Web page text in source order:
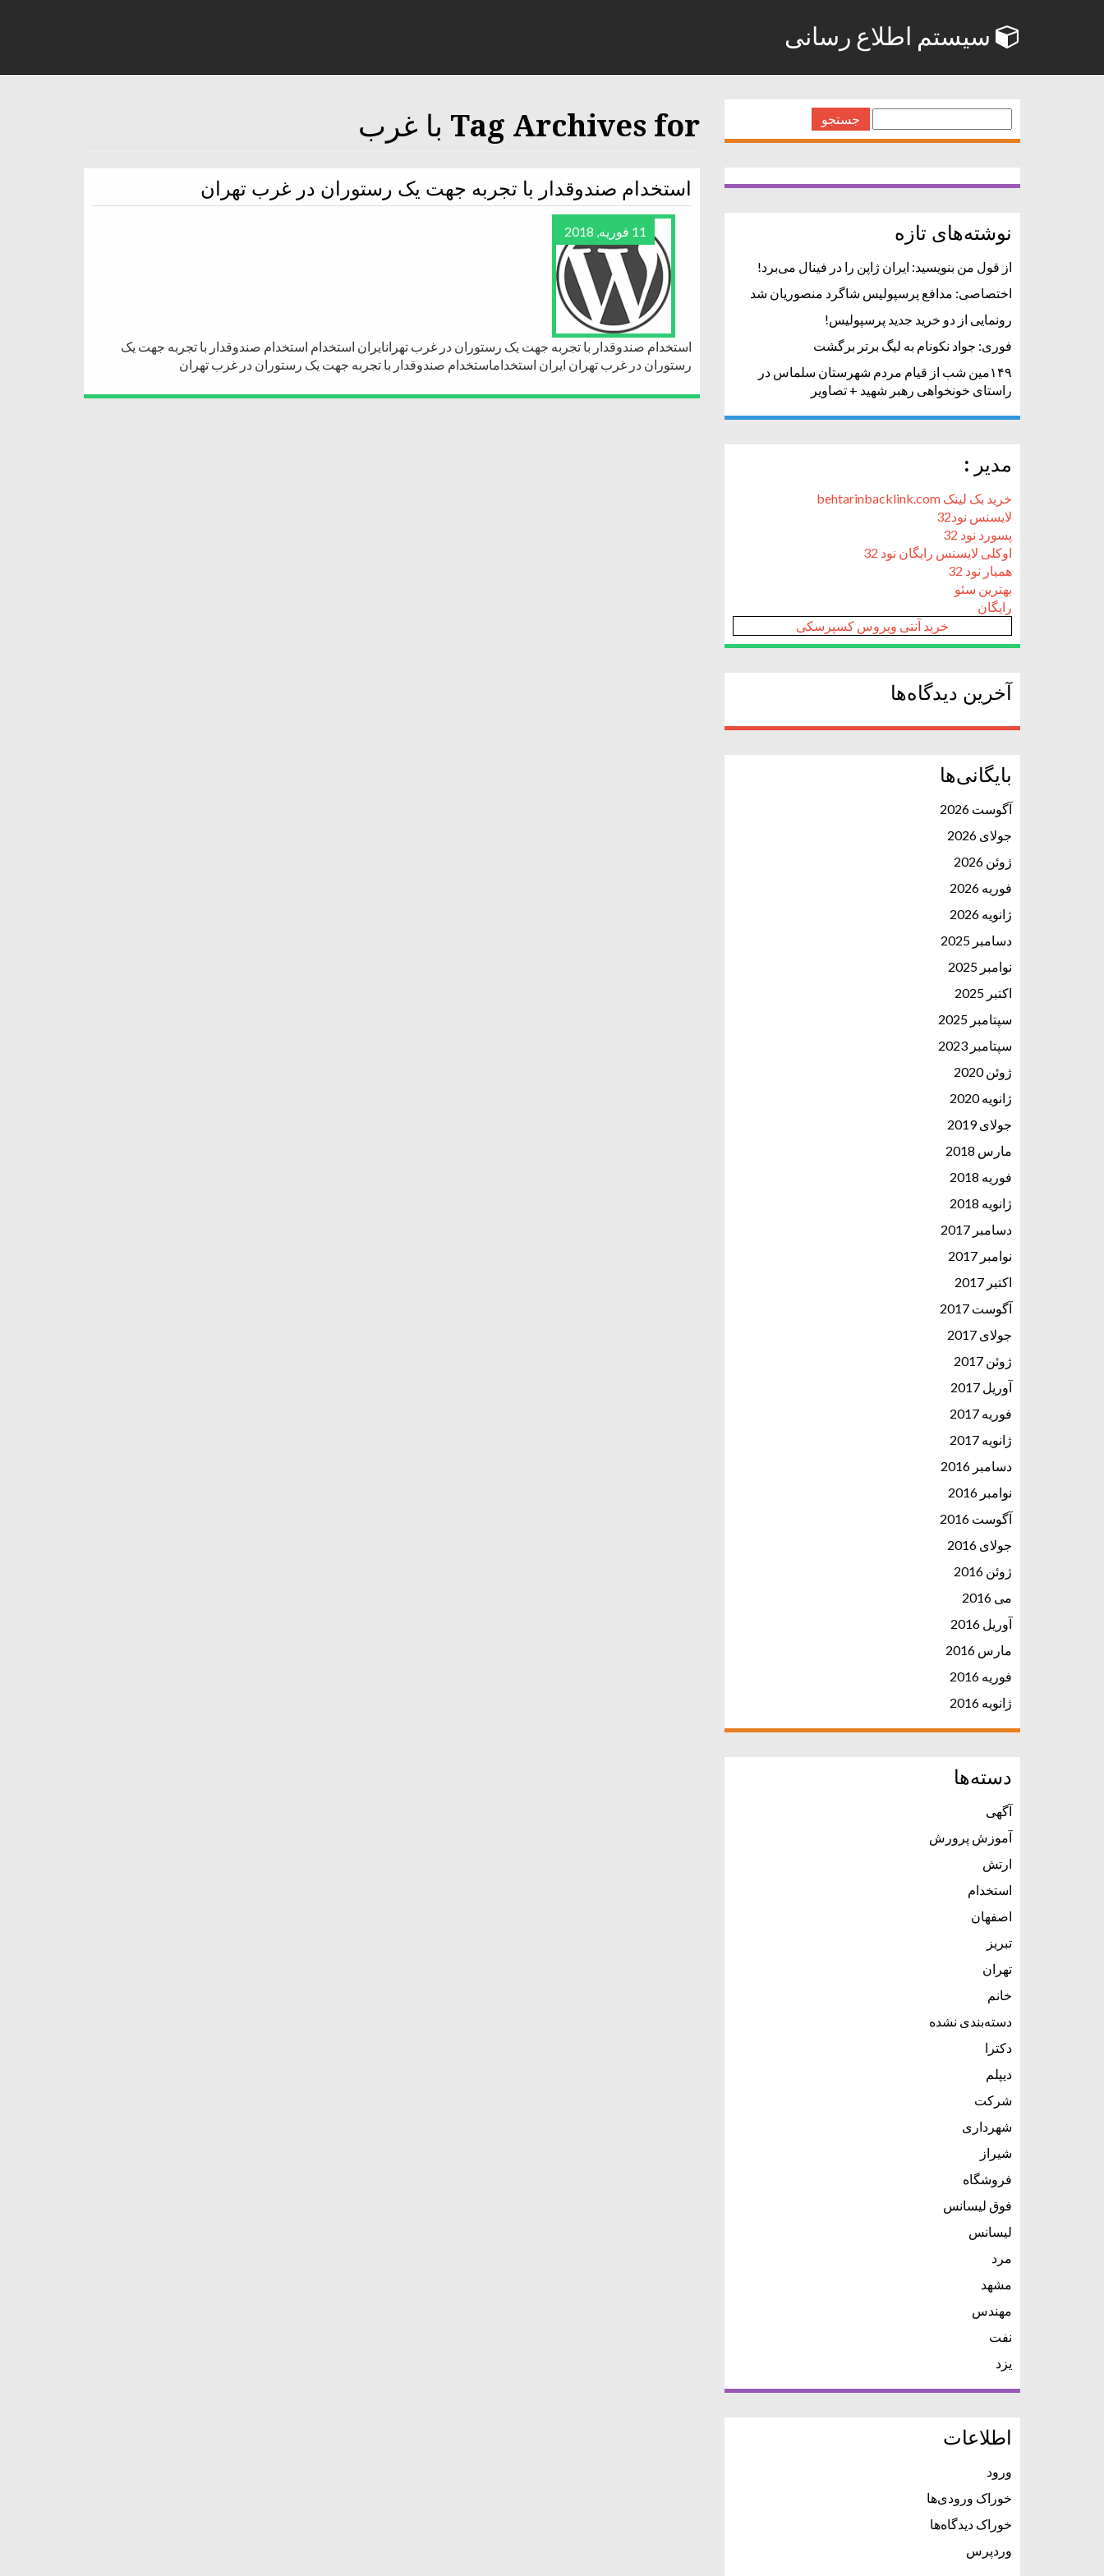
سیستم اطلاع رسانی
Tag Archives for با غرب
استخدام صندوقدار با تجربه جهت یک رستوران در غرب تهران
11 فوریه, 2018
استخدام صندوقدار با تجربه جهت یک رستوران در غرب تهرانایران استخدام استخدام صندوقدار با تجربه جهت یک
رستوران در غرب تهران ایران استخداماستخدام صندوقدار با تجربه جهت یک رستوران در غرب تهران
برای:
نوشته‌های تازه
از قول من بنویسید: ایران ژاپن را در فینال می‌برد!
اختصاصی: مدافع پرسپولیس شاگرد منصوریان شد
رونمایی از دو خرید جدید پرسپولیس!
فوری: جواد نکونام به لیگ برتر برگشت
۱۴۹مین شب از قیام مردم شهرستان سلماس در
راستای خونخواهی رهبر شهید + تصاویر
مدیر :
خرید بک لینک behtarinbacklink.com
لایسنس نود32
پسورد نود 32
اوکلی لایسنس رایگان نود 32
همیار نود 32
بهترین سئو
رایگان
خرید آنتی ویروس کسپرسکی
آخرین دیدگاه‌ها
بایگانی‌ها
آگوست 2026
جولای 2026
ژوئن 2026
فوریه 2026
ژانویه 2026
دسامبر 2025
نوامبر 2025
اکتبر 2025
سپتامبر 2025
سپتامبر 2023
ژوئن 2020
ژانویه 2020
جولای 2019
مارس 2018
فوریه 2018
ژانویه 2018
دسامبر 2017
نوامبر 2017
اکتبر 2017
آگوست 2017
جولای 2017
ژوئن 2017
آوریل 2017
فوریه 2017
ژانویه 2017
دسامبر 2016
نوامبر 2016
آگوست 2016
جولای 2016
ژوئن 2016
می 2016
آوریل 2016
مارس 2016
فوریه 2016
ژانویه 2016
دسته‌ها
آگهی
آموزش پرورش
ارتش
استخدام
اصفهان
تبریز
تهران
خانم
دسته‌بندی نشده
دکترا
دیپلم
شرکت
شهرداری
شیراز
فروشگاه
فوق لیسانس
لیسانس
مرد
مشهد
مهندس
نفت
یزد
اطلاعات
ورود
خوراک ورودی‌ها
خوراک دیدگاه‌ها
وردپرس